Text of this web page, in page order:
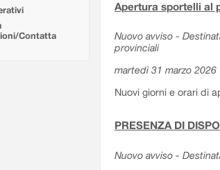
Contatta
Apertura sportelli al
Nuovo avviso -
provinciali
martedì 31 marzo 2026
Nuovi giorni e orari di
PRESENZA DI
Nuovo avviso -